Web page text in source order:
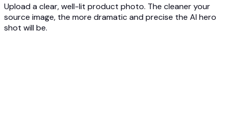
Upload a clear, well-lit product photo. The cleaner your
source image, the more dramatic and precise the AI hero
shot will be.